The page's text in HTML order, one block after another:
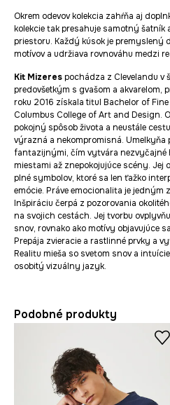
Okrem odevov kolekcia zahŕňa aj
kolekcie tak presahuje samotný šatník
priestoru. Každý kúsok je premyslený
motívov a udržiava rovnováhu medzi
Kit Mizerespochádza z Clevelandu v
predovšetkým s gvašom a akvarelom,
roku 2016 získala titul Bachelor of
Columbus College of Art and Design.
pokojný spôsob života a neustále
výrazná a nekompromisná. Umelkyňa
fantazijnými, čím vytvára nezvyčajné
miestami až znepokojujúce scény. Jej
plné symbolov, ktoré sa len ťažko
emócie. Práve emocionalita je
Inšpiráciu čerpá z pozorovania
na svojich cestách. Jej tvorbu
snov, rovnako ako motívy objavujúce
Prepája zvieracie a rastlinné prvky a
Realitu mieša so svetom snov a
osobitý vizuálny jazyk.
Podobné produkty